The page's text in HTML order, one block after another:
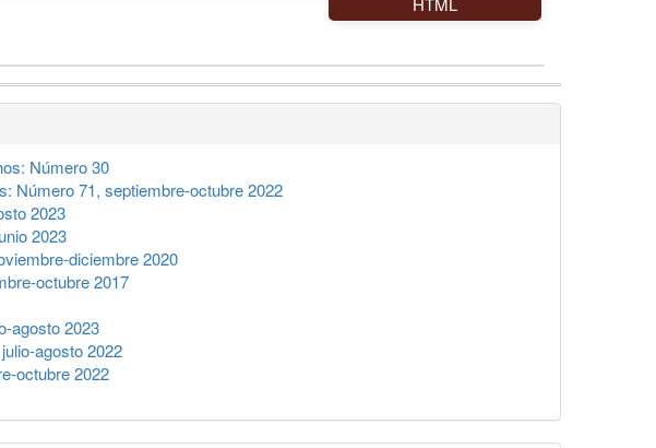
Número 30
Número 71, septiembre-octubre 2022
2023
2023
diciembre 2020
octubre 2017
agosto 2023
agosto 2022
octubre 2022